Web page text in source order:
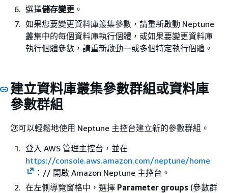
選擇儲存變更 。
如果您要變更資料庫叢集參數，請重新啟動 Neptune
叢集中的每個資料庫執行個體，或如果要變更資料庫
執行個體參數，請重新啟動一或多個特定執行個體。
建立資料庫叢集參數群組或資料庫
參數群組
您可以輕鬆地使用 Neptune 主控台建立新的參數群組。
登入 AWS 管理主控台，並在
https://console.aws.amazon.com/neptune/home
：// 開啟 Amazon Neptune 主控台。
在左側導覽窗格中，選擇 Parameter groups (參數群